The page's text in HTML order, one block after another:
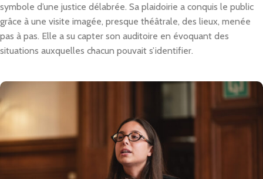
symbole d’une justice délabrée. Sa plaidoirie a conquis le public
grâce à une visite imagée, presque théâtrale, des lieux, menée
pas à pas. Elle a su capter son auditoire en évoquant des
situations auxquelles chacun pouvait s’identifier.